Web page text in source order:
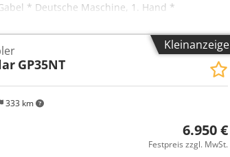
* Deutsche Maschine, 1. Hand *
vorhanden * Weitere Fotos + Video auf
MwSt. ----Für weitere Fragen bitte anrufen:
Kortum: Whats App ?Alle Angaben ohne
?
Kleinanzeige
333 km
GP35NT
6.950 €
Festpreis zzgl. MwSt.